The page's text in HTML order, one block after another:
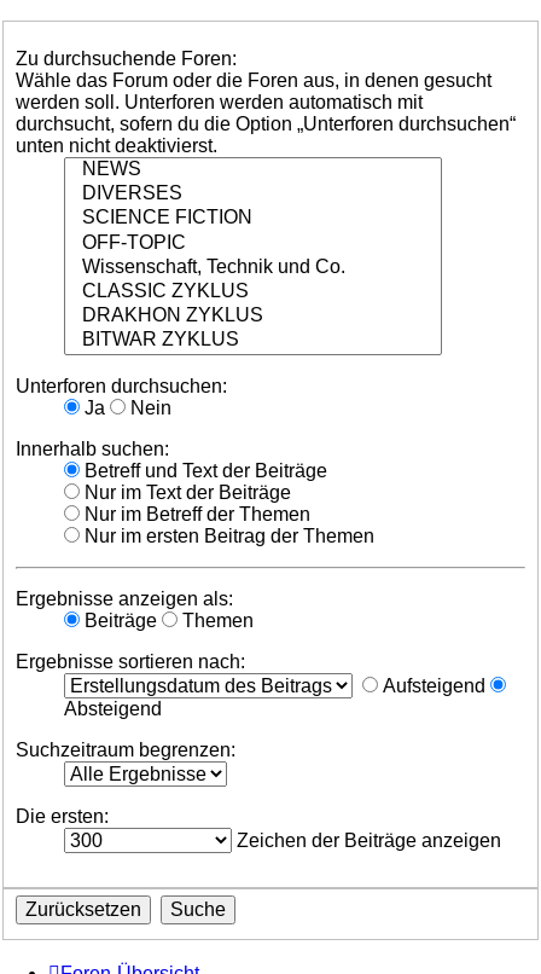
Zu durchsuchende Foren:
Wähle das Forum oder die Foren aus, in denen gesucht
werden soll. Unterforen werden automatisch mit
durchsucht, sofern du die Option „Unterforen durchsuchen“
unten nicht deaktivierst.
Unterforen durchsuchen:
Ja
Nein
Innerhalb suchen:
Betreff und Text der Beiträge
Nur im Text der Beiträge
Nur im Betreff der Themen
Nur im ersten Beitrag der Themen
Ergebnisse anzeigen als:
Beiträge
Themen
Ergebnisse sortieren nach:
Aufsteigend
Absteigend
Suchzeitraum begrenzen:
Die ersten:
Zeichen der Beiträge anzeigen